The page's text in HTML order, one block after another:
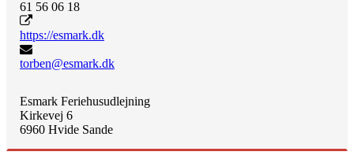
61 56 06 18
https://esmark.dk
torben@esmark.dk
Esmark Feriehusudlejning
Kirkevej 6
6960 Hvide Sande